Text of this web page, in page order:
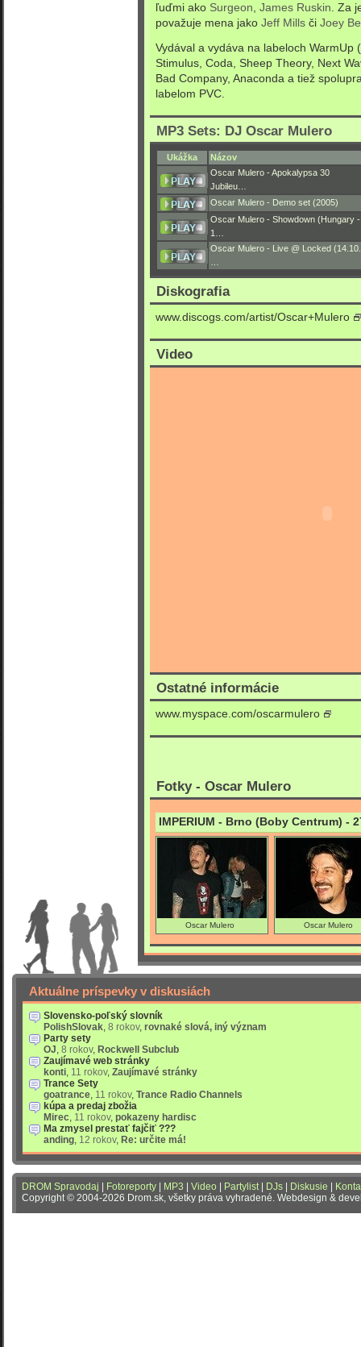
ľuďmi ako Surgeon, James Ruskin. Za
považuje mena jako Jeff Mills či Joey
Vydával a vydáva na labeloch WarmUp
Stimulus, Coda, Sheep Theory, Next
Bad Company, Anaconda a tiež
labelom PVC.
MP3 Sets: DJ Oscar Mulero
Ukážka
Názov
Oscar Mulero - Apokalypsa 30
Jubileu…
Oscar Mulero - Demo set (2005)
Oscar Mulero - Showdown (Hungary -
1…
Oscar Mulero - Live @ Locked (14.10.
Diskografia
www.discogs.com/artist/Oscar+Mulero
Video
Ostatné informácie
www.myspace.com/oscarmulero
Fotky - Oscar Mulero
IMPERIUM - Brno (Boby Centrum) -
Oscar Mulero Oscar Mulero
Aktuálne príspevky v diskusiách
Slovensko-poľský slovník
PolishSlovak, 8 rokov, rovnaké slová, iný význam
Party sety
OJ, 8 rokov, Rockwell Subclub
Zaujímavé web stránky
konti, 11 rokov, Zaujímavé stránky
Trance Sety
goatrance, 11 rokov, Trance Radio Channels
kúpa a predaj zbožia
Mirec, 11 rokov, pokazeny hardisc
Ma zmysel prestať fajčiť ???
anding, 12 rokov, Re: určite má!
DROM Spravodaj Fotoreporty MP3 Video Partylist| DJs Diskusie
Copyright © 2004-2026 Drom.sk, všetky práva vyhradené. Webdesign &